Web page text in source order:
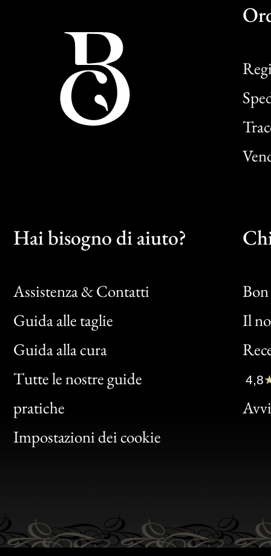
Hai bisogno di aiuto?
Assistenza & Contatti
Guida alle taglie
Guida alla cura
Tutte le nostre guide
pratiche
Impostazioni dei cookie
Il
Bon
Clic
Bon
4,8